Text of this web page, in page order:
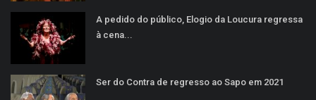
A pedido do público, Elogio da Loucura regressa
à cena...
Ser do Contra de regresso ao Sapo em 2021